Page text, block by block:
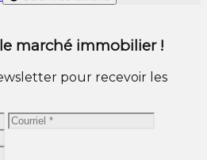
marché immobilier !
pour recevoir les